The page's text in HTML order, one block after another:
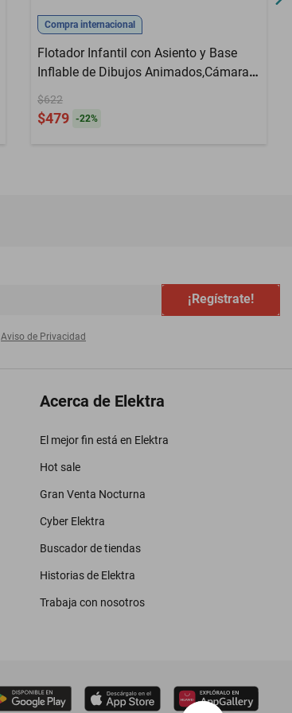
Compra internacional
Flotador Infantil con Asiento y Base
Inflable de Dibujos Animados,Cámara
de Agua de PVC Antivuelco, HOGAWAY
$622
$479 -22%
¡Regístrate!
Aviso de Privacidad
Acerca de Elektra
El mejor fin está en Elektra
Hot sale
Gran Venta Nocturna
Cyber Elektra
Buscador de tiendas
Historias de Elektra
Trabaja con nosotros